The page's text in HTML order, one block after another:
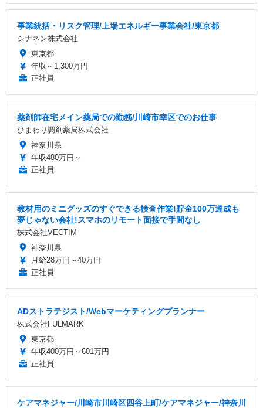
事業統括・リスク管理/上場エネルギー事業会社/東京都
シナネン株式会社
東京都
年収～1,300万円
正社員
薬剤師在宅メイン薬局での勤務/川崎市幸区でのお仕事
ひまわり調剤薬局株式会社
神奈川県
年収480万円～
正社員
教材用のミニグッズのすぐできる検査作業!貯金100万達成も
夢じゃない会社!スマホのリモート面接で手間なし
株式会社VECTIM
神奈川県
月給28万円～40万円
正社員
ADストラテジスト/Webマーケティングプランナー
株式会社FULMARK
東京都
年収400万円～601万円
正社員
ケアマネジャー/川崎市川崎区四谷上町/ケアマネジャー/神奈川